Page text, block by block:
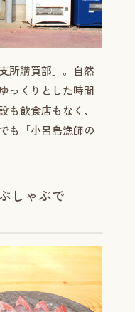
所購買部」。自然
っくりとした時間
も飲食店もなく、
も「小呂島漁師の
しゃぶで